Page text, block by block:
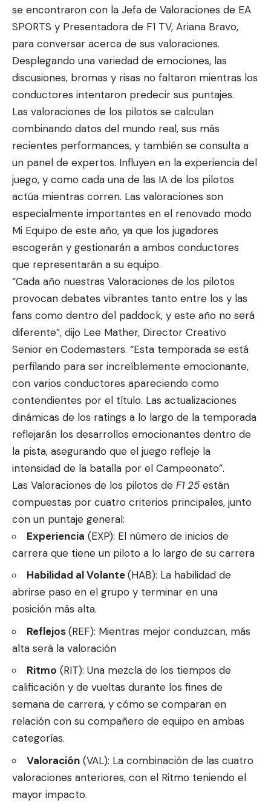
se encontraron con la Jefa de Valoraciones de EA
SPORTS y Presentadora de F1 TV, Ariana Bravo,
para conversar acerca de sus valoraciones.
Desplegando una variedad de emociones, las
discusiones, bromas y risas no faltaron mientras los
conductores intentaron predecir sus puntajes.
Las valoraciones de los pilotos se calculan
combinando datos del mundo real, sus más
recientes performances, y también se consulta a
un panel de expertos. Influyen en la experiencia del
juego, y como cada una de las IA de los pilotos
actúa mientras corren. Las valoraciones son
especialmente importantes en el renovado modo
Mi Equipo de este año, ya que los jugadores
escogerán y gestionarán a ambos conductores
que representarán a su equipo.
“Cada año nuestras Valoraciones de los pilotos
provocan debates vibrantes tanto entre los y las
fans como dentro del paddock, y este año no será
diferente”, dijo Lee Mather, Director Creativo
Senior en Codemasters. “Esta temporada se está
perfilando para ser increíblemente emocionante,
con varios conductores apareciendo como
contendientes por el título. Las actualizaciones
dinámicas de los ratings a lo largo de la temporada
reflejarán los desarrollos emocionantes dentro de
la pista, asegurando que el juego refleje la
intensidad de la batalla por el Campeonato”.
Las Valoraciones de los pilotos de F125 están
compuestas por cuatro criterios principales, junto
con un puntaje general:
Experiencia (EXP): El número de inicios de
carrera que tiene un piloto a lo largo de su carrera
Habilidad al Volante(HAB): La habilidad de
abrirse paso en el grupo y terminar en una
posición más alta.
Reflejos(REF): Mientras mejor conduzcan, más
alta será la valoración
Ritmo (RIT): Una mezcla de los tiempos de
calificación y de vueltas durante los fines de
semana de carrera, y cómo se comparan en
relación con su compañero de equipo en ambas
categorías.
Valoración (VAL): La combinación de las cuatro
valoraciones anteriores, con el Ritmo teniendo el
mayor impacto.